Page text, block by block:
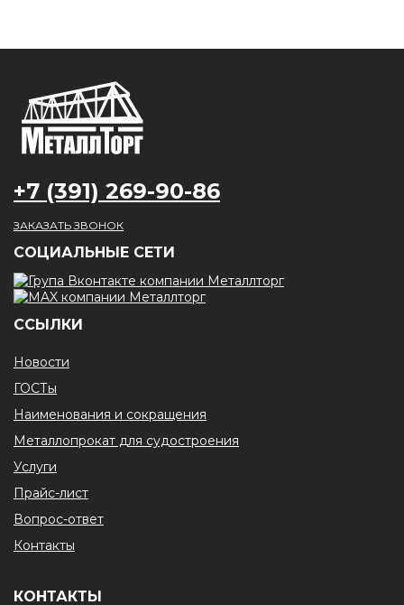
+7 (391) 269-90-86
ЗАКАЗАТЬ ЗВОНОК
CОЦИАЛЬНЫЕ СЕТИ
ССЫЛКИ
Новости
ГОСТы
Наименования и сокращения
Металлопрокат для судостроения
Услуги
Прайс-лист
Вопрос-ответ
Контакты
КОНТАКТЫ